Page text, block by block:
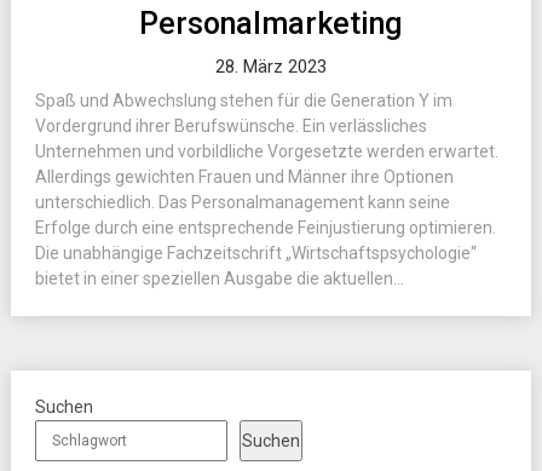
Personalmarketing
28. März 2023
Spaß und Abwechslung stehen für die Generation Y im
Vordergrund ihrer Berufswünsche. Ein verlässliches
Unternehmen und vorbildliche Vorgesetzte werden erwartet.
Allerdings gewichten Frauen und Männer ihre Optionen
unterschiedlich. Das Personalmanagement kann seine
Erfolge durch eine entsprechende Feinjustierung optimieren.
Die unabhängige Fachzeitschrift „Wirtschaftspsychologie“
bietet in einer speziellen Ausgabe die aktuellen...
Suchen
Suchen